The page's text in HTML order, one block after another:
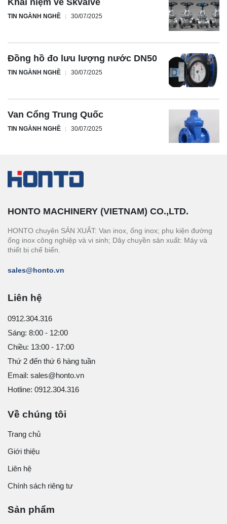
Khái niệm về Skvalve
TIN NGÀNH NGHỀ 30/07/2025
Đồng hồ đo lưu lượng nước DN50
TIN NGÀNH NGHỀ 30/07/2025
Van Cổng Trung Quốc
TIN NGÀNH NGHỀ 30/07/2025
HONTO MACHINERY (VIETNAM) CO.,LTD.
HONTO chuyên SẢN XUẤT: Van inox, ống inox; phụ kiện đường
ống inox công nghiệp và vi sinh; Dây chuyền sản xuất: Máy và
thiết bị chế biến.
sales@honto.vn
Liên hệ
0912.304.316
Sáng: 8:00 - 12:00
Chiều: 13:00 - 17:00
Thứ 2 đến thứ 6 hàng tuần
Email: sales@honto.vn
Hotline: 0912.304.316
Về chúng tôi
Trang chủ
Giới thiệu
Liên hệ
Chính sách riêng tư
Sản phẩm